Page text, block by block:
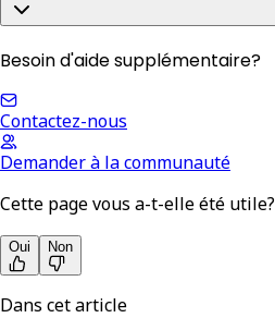
Besoin d'aide supplémentaire?
Contactez-nous
Demander à la communauté
Cette page vous a-t-elle été utile?
Oui Non
Dans cet article